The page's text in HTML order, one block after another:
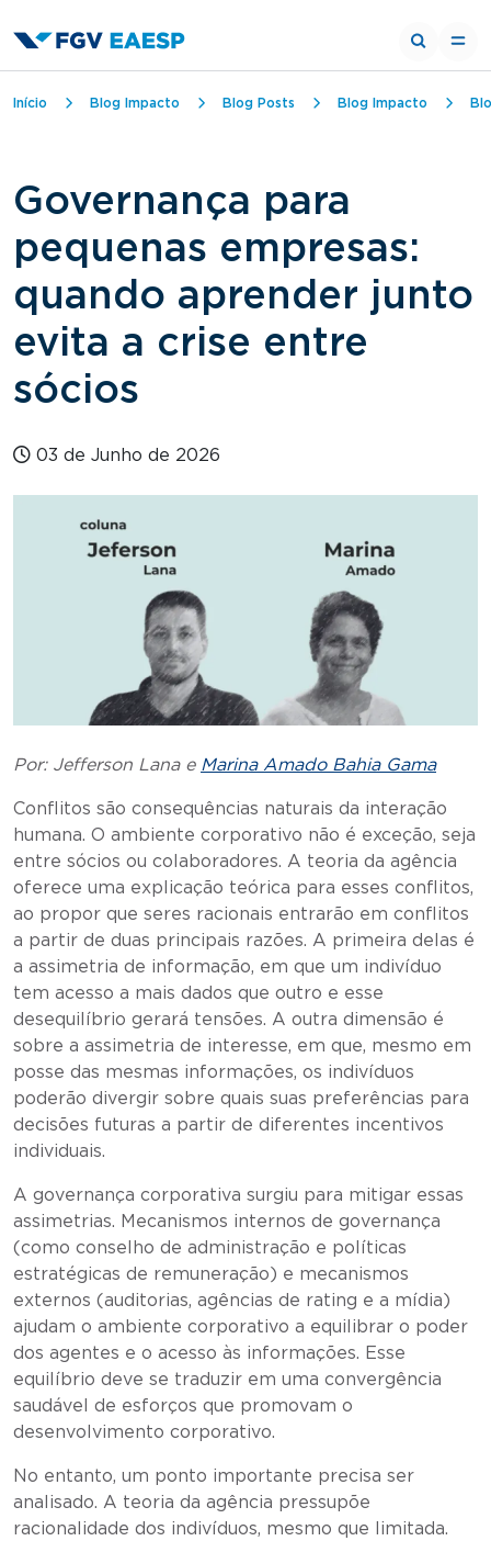
Trilha de navegação
Início Blog Impacto Blog Posts Blog Impacto
Governança para
pequenas empresas:
quando aprender junto
evita a crise entre
sócios
03 de Junho de 2026
Por: Jefferson Lana e Marina Amado Bahia Gama
Conflitos são consequências naturais da interação
humana. O ambiente corporativo não é exceção, seja
entre sócios ou colaboradores. A teoria da agência
oferece uma explicação teórica para esses conflitos,
ao propor que seres racionais entrarão em conflitos
a partir de duas principais razões. A primeira delas é
a assimetria de informação, em que um indivíduo
tem acesso a mais dados que outro e esse
desequilíbrio gerará tensões. A outra dimensão é
sobre a assimetria de interesse, em que, mesmo em
posse das mesmas informações, os indivíduos
poderão divergir sobre quais suas preferências para
decisões futuras a partir de diferentes incentivos
individuais.
A governança corporativa surgiu para mitigar essas
assimetrias. Mecanismos internos de governança
(como conselho de administração e políticas
estratégicas de remuneração) e mecanismos
externos (auditorias, agências de rating e a mídia)
ajudam o ambiente corporativo a equilibrar o poder
dos agentes e o acesso às informações. Esse
equilíbrio deve se traduzir em uma convergência
saudável de esforços que promovam o
desenvolvimento corporativo.
No entanto, um ponto importante precisa ser
analisado. A teoria da agência pressupõe
racionalidade dos indivíduos, mesmo que limitada.